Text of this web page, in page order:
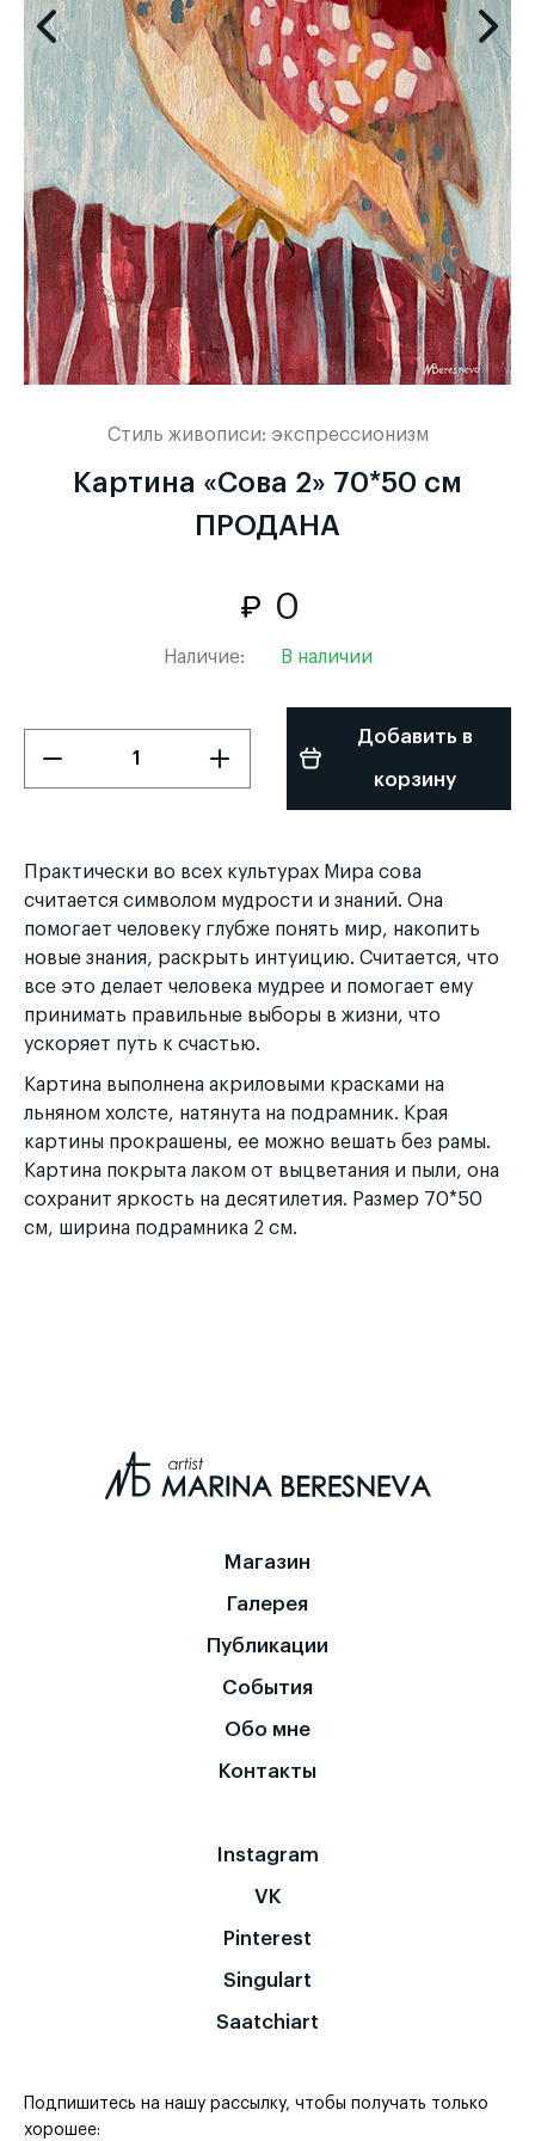
Стиль живописи: экспрессионизм
Картина «Сова 2» 70*50 см
ПРОДАНА
0
Наличие: В наличии
Добавить в
корзину
Практически во всех культурах Мира сова
считается символом мудрости и знаний. Она
помогает человеку глубже понять мир, накопить
новые знания, раскрыть интуицию. Считается, что
все это делает человека мудрее и помогает ему
принимать правильные выборы в жизни, что
ускоряет путь к счастью.
Картина выполнена акриловыми красками на
льняном холсте, натянута на подрамник. Края
картины прокрашены, ее можно вешать без рамы.
Картина покрыта лаком от выцветания и пыли, она
сохранит яркость на десятилетия. Размер 70*50
см, ширина подрамника 2 см.
Магазин
Галерея
Публикации
События
Обо мне
Контакты
Instagram
VK
Pinterest
Singulart
Saatchiart
Подпишитесь на нашу рассылку, чтобы получать только
хорошее: